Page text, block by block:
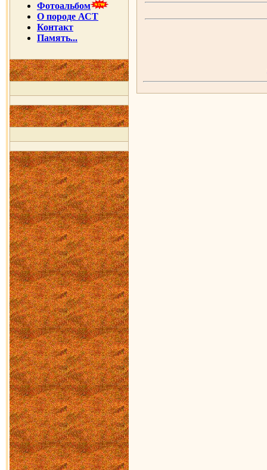
Фотоальбом
О породе АСТ
Контакт
Память...